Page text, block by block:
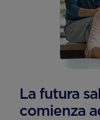
La futura
comienza